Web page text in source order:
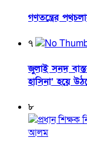
গণতন্ত্রের
৭
জুলাই সনদ
হাসিনা’ হয়ে
৮